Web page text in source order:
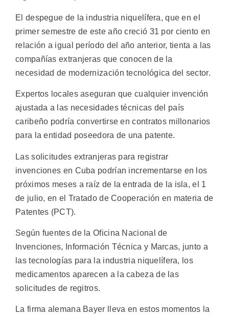
El despegue de la industria niquelífera, que en el
primer semestre de este año creció 31 por ciento en
relación a igual período del año anterior, tienta a las
compañías extranjeras que conocen de la
necesidad de modernización tecnológica del sector.
Expertos locales aseguran que cualquier invención
ajustada a las necesidades técnicas del país
caribeño podría convertirse en contratos millonarios
para la entidad poseedora de una patente.
Las solicitudes extranjeras para registrar
invenciones en Cuba podrían incrementarse en los
próximos meses a raíz de la entrada de la isla, el 1
de julio, en el Tratado de Cooperación en materia de
Patentes (PCT).
Según fuentes de la Oficina Nacional de
Invenciones, Información Técnica y Marcas, junto a
las tecnologías para la industria niquelífera, los
medicamentos aparecen a la cabeza de las
solicitudes de regitros.
La firma alemana Bayer lleva en estos momentos la